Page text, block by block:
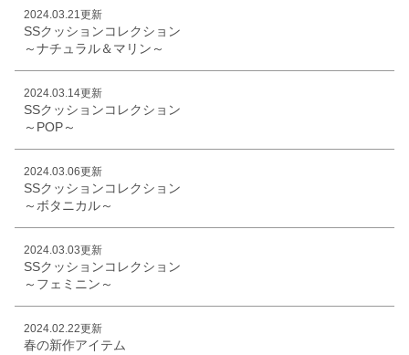
2024.03.21更新
SSクッションコレクション
～ナチュラル＆マリン～
2024.03.14更新
SSクッションコレクション
～POP～
2024.03.06更新
SSクッションコレクション
～ボタニカル～
2024.03.03更新
SSクッションコレクション
～フェミニン～
2024.02.22更新
春の新作アイテム